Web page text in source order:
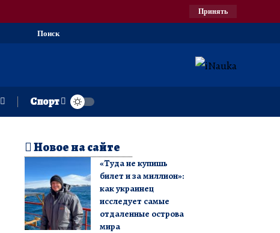
Принять
Поиск
Спорт
Новое на сайте
«Туда не купишь
билет и за миллион»:
как украинец
исследует самые
отдаленные острова
мира